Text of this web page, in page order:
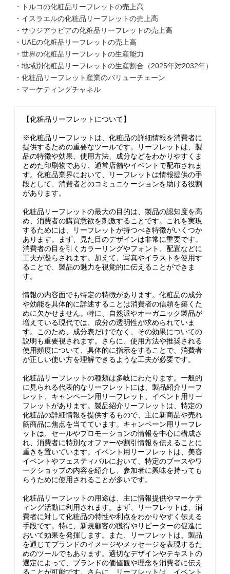
・トルコの化粧品リーフレットの売上高
・イスラエルの化粧品リーフレットの売上高
・サウジアラビアの化粧品リーフレットの売上高
・UAEの化粧品リーフレットの売上高
・世界の化粧品リーフレットの生産能力
・地域別化粧品リーフレットの生産割合（2025年対2032年）
・化粧品リーフレット産業のバリューチェーン
・マーケティングチャネル
【化粧品リーフレットについて】
※化粧品リーフレットは、化粧品の詳細情報を消費者に
提供するための重要なツールです。リーフレットは、製
品の特徴や効果、使用方法、成分などをわかりやすくま
とめた印刷物であり、通常店舗やイベントで配布されま
す。化粧品業界において、リーフレットは情報提供の手
段として、消費者とのコミュニケーションを助ける役割
があります。
化粧品リーフレットの最大の目的は、製品の認知度を高
め、消費者の購買意欲を刺激することです。これを実現
するためには、リーフレットが持つべき特徴がいくつか
あります。まず、見た目のデザインは非常に重要です。
消費者の目を引くカラーリングやフォント、配置などに
工夫が凝らされます。加えて、写真やイラストを使用す
ることで、製品の魅力を視覚的に伝えることができま
す。
情報の内容面でも特定の特徴があります。化粧品の成分
や効能を具体的に詳述することは消費者の信頼を築くた
めに欠かせません。特に、自然派やオーガニック製品が
増えている現代では、成分の透明性が求められていま
す。このため、成分表だけでなく、その効果についての
説明も重要視されます。さらに、使用方法や推奨される
使用頻度について、具体的に指示をすることで、消費者
が正しい使い方を理解できるような工夫が必要です。
化粧品リーフレットの種類は多岐にわたります。一般的
に見られる代表的なリーフレットには、製品紹介リーフ
レット、キャンペーン用リーフレット、イベント用リー
フレットがあります。製品紹介リーフレットは、特定の
化粧品の詳細情報を提供するもので、主に新商品や売れ
筋商品に焦点を当てています。キャンペーン用リーフレ
ットは、セールやプロモーションの情報を中心に構成さ
れ、消費者に特別なオファーや割引情報を伝えることに
重きを置いています。イベント用リーフレットは、美容
イベントやフェスティバルにおいて、特定のブースやワ
ークショップの内容を紹介し、参加者に興味を持っても
らうために使用されることが多いです。
化粧品リーフレットの用途は、主に情報提供やマーケテ
ィング活動に利用されます。まず、リーフレットは、消
費者に対して化粧品の特性や利点をわかりやすく伝える
手段です。特に、新規顧客の獲得やリピーターの促進に
おいて効果を発揮します。また、リーフレットは、製品
を通じてブランドのイメージやメッセージを表現するた
めのツールでもあります。適切なデザインやテキストの
選定によって、ブランドの価値観や理念を消費者に伝え
ることが可能です。さらに、リーフレットは、イベント